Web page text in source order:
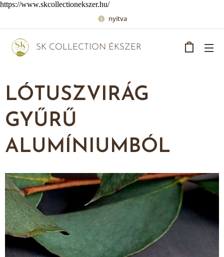
https://www.skcollectionekszer.hu/
nyitva
SK COLLECTION ÉKSZER
LÓTUSZVIRÁG
GYŰRŰ
ALUMÍNIUMBÓL